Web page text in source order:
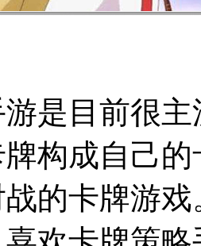
是目前很
构成自己
的卡牌游